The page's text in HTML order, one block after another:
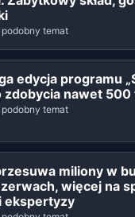
podobny temat
edycja programu
zdobycia nawet 500
podobny temat
miliony w
więcej na
ekspertyzy